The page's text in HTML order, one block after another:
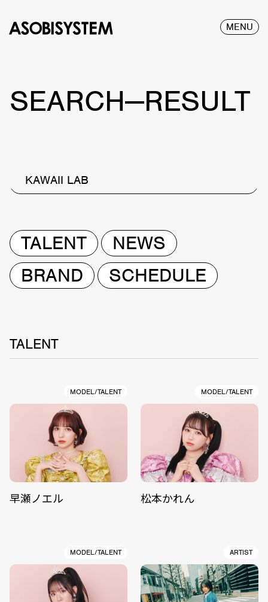
MENU
SEARCH—RESULT
KAWAII LAB
TALENT
NEWS
BRAND
SCHEDULE
TALENT
MODEL/TALENT
早瀬ノエル
MODEL/TALENT
松本かれん
MODEL/TALENT ARTIST